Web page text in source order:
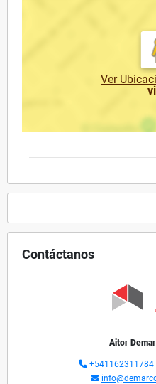
Ver
Contáctanos
Aitor
+541162311784